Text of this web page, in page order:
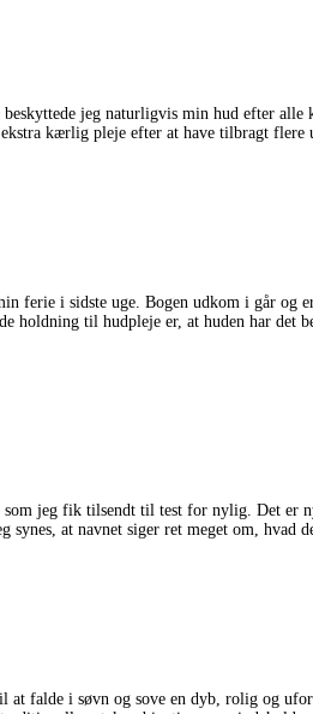
jeg naturligvis min hud efter
kærlig pleje efter at have tilbragt flere
ferie i sidste uge. Bogen udkom i går og
holdning til hudpleje er, at huden har det
jeg fik tilsendt til test for nylig. Det er
synes, at navnet siger ret meget om, hvad
falde i søvn og sove en dyb, rolig og